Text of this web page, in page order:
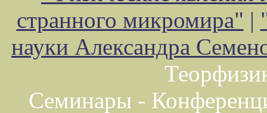
странного микромира" |
науки Александра
Семинары -